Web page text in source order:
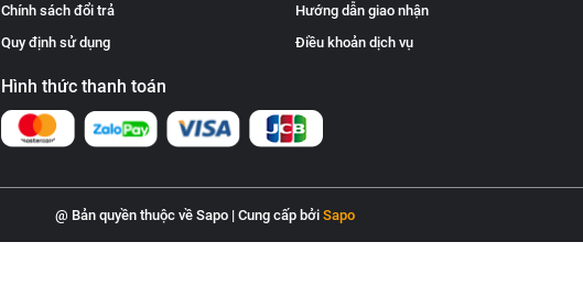
Chính sách đổi trả
Quy định sử dụng
Hướng dẫn giao nhận
Điều khoản dịch vụ
Hình thức thanh toán
@ Bản quyền thuộc về Sapo | Cung cấp bởi Sapo